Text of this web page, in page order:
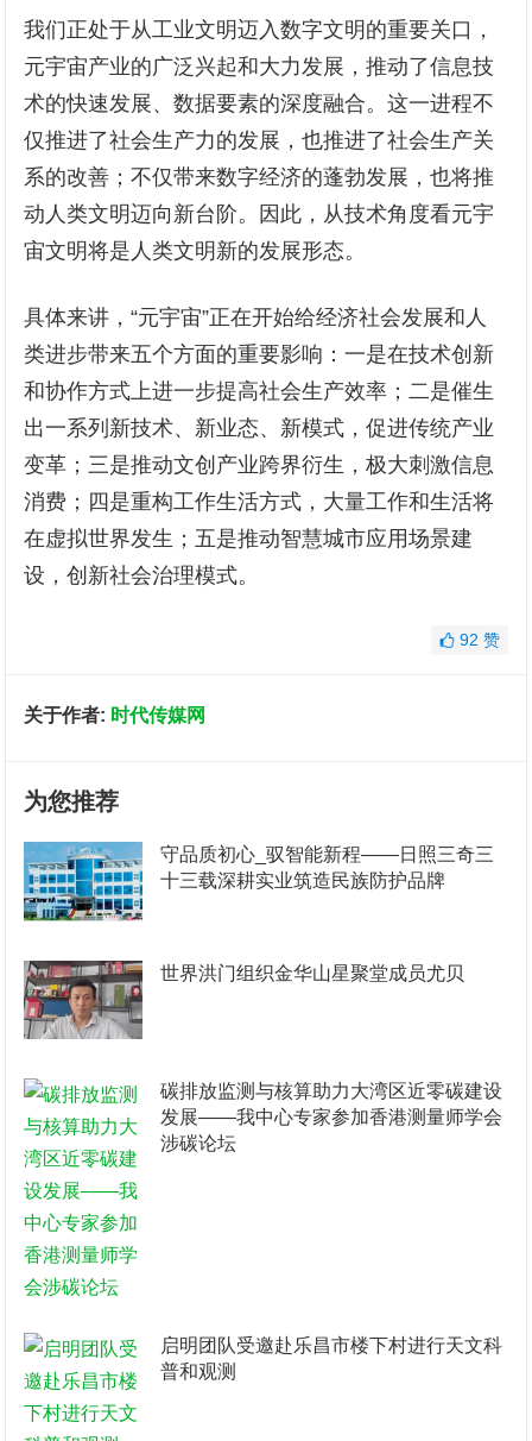
我们正处于从工业文明迈入数字文明的重要关口，
元宇宙产业的广泛兴起和大力发展，推动了信息技
术的快速发展、数据要素的深度融合。这一进程不
仅推进了社会生产力的发展，也推进了社会生产关
系的改善；不仅带来数字经济的蓬勃发展，也将推
动人类文明迈向新台阶。因此，从技术角度看元宇
宙文明将是人类文明新的发展形态。
具体来讲，“元宇宙”正在开始给经济社会发展和人
类进步带来五个方面的重要影响：一是在技术创新
和协作方式上进一步提高社会生产效率；二是催生
出一系列新技术、新业态、新模式，促进传统产业
变革；三是推动文创产业跨界衍生，极大刺激信息
消费；四是重构工作生活方式，大量工作和生活将
在虚拟世界发生；五是推动智慧城市应用场景建
设，创新社会治理模式。
92 赞
关于作者: 时代传媒网
为您推荐
守品质初心_驭智能新程——日照三奇三
十三载深耕实业筑造民族防护品牌
世界洪门组织金华山星聚堂成员尤贝
碳排放监测与核算助力大湾区近零碳建设
发展——我中心专家参加香港测量师学会
涉碳论坛
启明团队受邀赴乐昌市楼下村进行天文科
普和观测